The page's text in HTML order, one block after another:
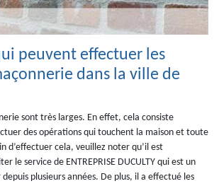
peuvent effectuer les
dans la ville de
sont très larges. En effet, cela consiste
des opérations qui touchent la maison et toute
d’effectuer cela, veuillez noter qu’il est
le service de ENTREPRISE DUCULTY qui est un
plusieurs années. De plus, il a effectué les